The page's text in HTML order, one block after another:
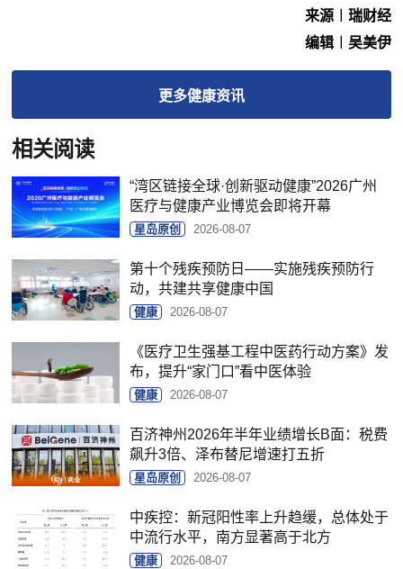
来源︱瑞财经
编辑︱吴美伊
更多健康资讯
相关阅读
“湾区链接全球·创新驱动健康”2026广州
医疗与健康产业博览会即将开幕
星岛原创 2026-08-07
第十个残疾预防日——实施残疾预防行
动，共建共享健康中国
健康 2026-08-07
《医疗卫生强基工程中医药行动方案》发
布，提升“家门口”看中医体验
健康 2026-08-07
百济神州2026年半年业绩增长B面：税费
飙升3倍、泽布替尼增速打五折
星岛原创 2026-08-07
中疾控：新冠阳性率上升趋缓，总体处于
中流行水平，南方显著高于北方
健康 2026-08-07